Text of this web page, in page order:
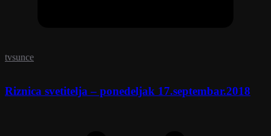
tvsunce
Riznica svetitelja – ponedeljak 17.septembar.2018